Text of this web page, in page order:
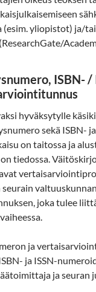
(esim. yliopistot) ja/
ISBN- /
hyväksytylle
sekä ISBN-
on taitossa ja
tiedossa.
valtuuskunnan
joka tulee
ja
ja ISSN-
ja seuran